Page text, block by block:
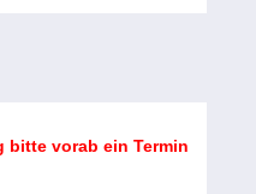
bitte vorab ein Termin